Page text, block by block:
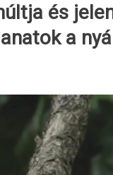
és
a